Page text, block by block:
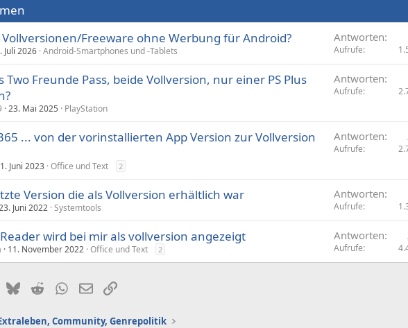
Vollversionen/Freeware ohne Werbung für Android?
Juli 2026 Android-Smartphones und -Tablets
Antworten
Aufrufe
Two Freunde Pass, beide Vollversion, nur einer PS Plus
23. Mai 2025 PlayStation
Antworten
Aufrufe
... von der vorinstallierten App Version zur Vollversion
Juni 2023 Office und Text 2
Antworten
Aufrufe
Version die als Vollversion erhältlich war
Juni 2022 Systemtools
Antworten
Aufrufe
wird bei mir als vollversion angezeigt
11. November 2022 Office und Text 2
Antworten
Aufrufe
X (Twitter)
BlueskyRedditWhatsApp
E-MailLink
Community, Genrepolitik